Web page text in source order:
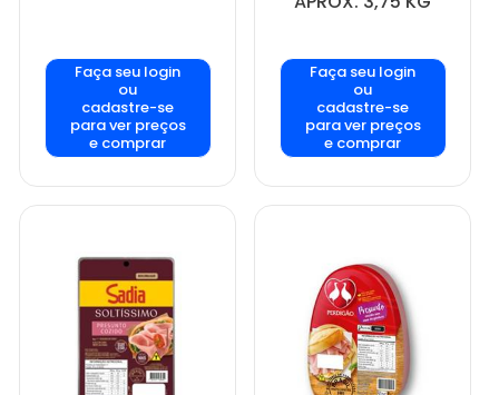
Faça seu login
ou
cadastre-se
para ver preços
e comprar
Faça seu login
ou
cadastre-se
para ver preços
e comprar